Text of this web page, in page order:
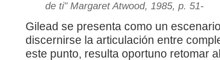
de ti" Margaret Atwood, 1985, p. 51-
Gilead se presenta como un
discernirse la articulación entre
este punto, resulta oportuno retomar